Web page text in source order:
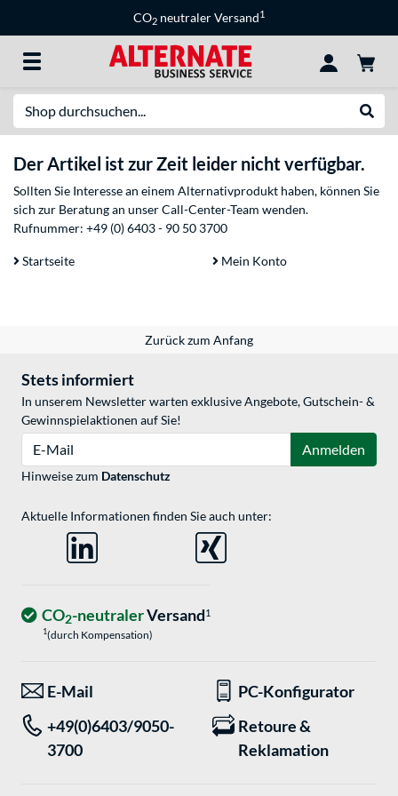
CO2 neutraler Versand1
Der Artikel ist zur Zeit leider nicht verfügbar.
Sollten Sie Interesse an einem Alternativprodukt haben, können Sie
sich zur Beratung an unser Call-Center-Team wenden.
Rufnummer: +49 (0) 6403 - 90 50 3700
Startseite Mein Konto
Zurück zum Anfang
Stets informiert
In unserem Newsletter warten exklusive Angebote, Gutschein- &
Gewinnspielaktionen auf Sie!
Anmelden
Hinweise zum Datenschutz
Aktuelle Informationen finden Sie auch unter:
CO2-neutralerVersand1
1(durch Kompensation)
E-Mail
PC-Konfigurator
+49(0)6403/9050-
3700
Retoure &
Reklamation